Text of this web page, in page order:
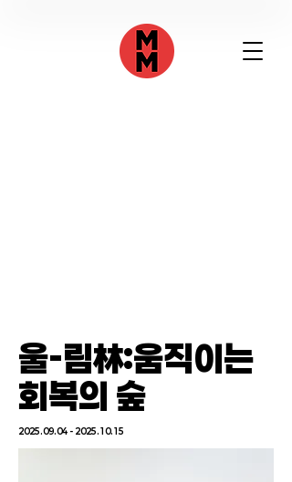
울-림林:움직이는
회복의 숲​
2025.09.04 - 2025.10.15